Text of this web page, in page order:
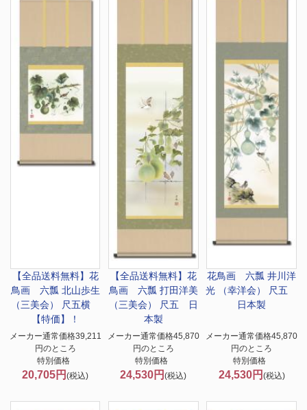
【全品送料無料】 花
鳥画 六瓢 北山歩生
（三美会） 尺五横
【特価】！
メーカー通常価格39,211
円のところ
特別価格
20,705円(税込)
【全品送料無料】 花
鳥画 六瓢 打田洋美
（三美会） 尺五 日
本製
メーカー通常価格45,870
円のところ
特別価格
24,530円(税込)
花鳥画 六瓢 井川洋
光 （幸洋会） 尺五
日本製
メーカー通常価格45,870
円のところ
特別価格
24,530円 (税込)